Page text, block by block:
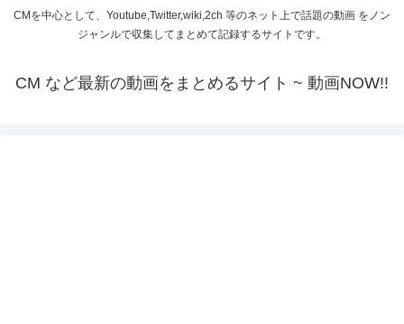
CMを中心として、Youtube,Twitter,wiki,2ch 等のネット上で話題の動画 をノン
ジャンルで収集してまとめて記録するサイトです。
CM など最新の動画をまとめるサイト ~ 動画NOW!!